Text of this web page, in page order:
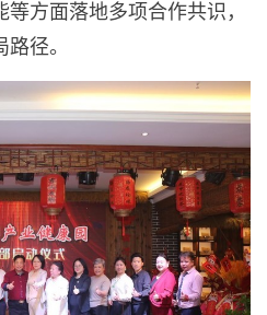
方面落地多项合作共识，
径。